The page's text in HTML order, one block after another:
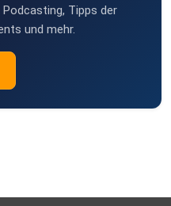
Tipps der
und mehr.